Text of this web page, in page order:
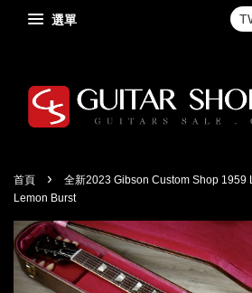
選單
首頁 ›
全新2023 Gibson Custom Shop 1959
Lemon Burst